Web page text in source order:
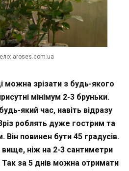
aroses.com.ua
можна зрізати з будь-якого
мінімум 2-3 бруньки.
який час, навіть відразу
роблять дуже гострим та
Він повинен бути 45 градусів.
вище, ніж на 2-3 сантиметри
Так за 5 днів можна отримати